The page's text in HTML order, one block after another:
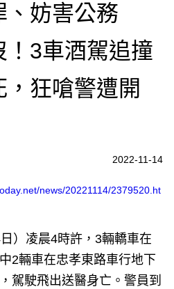
、妨害公務
！3車酒駕追撞
狂嗆警遭開
2022-11-14
news/20221114/2379520.ht
）凌晨4時許，3輛轎車在
2輛車在忠孝東路車行地下
駕駛飛出送醫身亡。警員到